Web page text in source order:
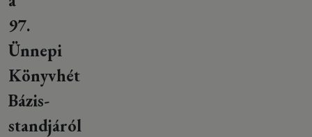
97.
Ünnepi
Könyvhét
Bázis-
standjáról